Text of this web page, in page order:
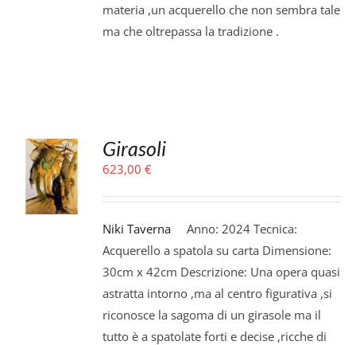
materia ,un acquerello che non sembra tale
ma che oltrepassa la tradizione .
Girasoli
623,00 €
Niki TavernaAnno: 2024 Tecnica:
Acquerello a spatola su carta Dimensione:
30cm x 42cm Descrizione: Una opera quasi
astratta intorno ,ma al centro figurativa ,si
riconosce la sagoma di un girasole ma il
tutto è a spatolate forti e decise ,ricche di